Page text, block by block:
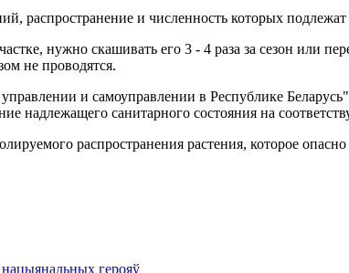
распространение и численность которых
нужно скашивать его 3 - 4 раза за сезон или
не проводятся.
и самоуправлении в Республике
надлежащего санитарного состояния на
распространения растения, которое
герояў